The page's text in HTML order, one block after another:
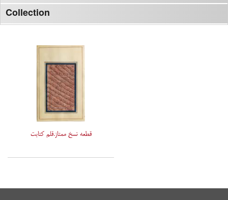
Collection
قطعه نسخ ممتاز.قلم کتابت